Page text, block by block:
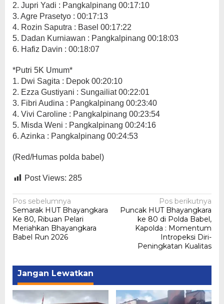
2. Jupri Yadi : Pangkalpinang 00:17:10
3. Agre Prasetyo : 00:17:13
4. Rozin Saputra : Basel 00:17:22
5. Dadan Kurniawan : Pangkalpinang 00:18:03
6. Hafiz Davin : 00:18:07
*Putri 5K Umum*
1. Dwi Sagita : Depok 00:20:10
2. Ezza Gustiyani : Sungailiat 00:22:01
3. Fibri Audina : Pangkalpinang 00:23:40
4. Vivi Caroline : Pangkalpinang 00:23:54
5. Misda Weni : Pangkalpinang 00:24:16
6. Azinka : Pangkalpinang 00:24:53
(Red/Humas polda babel)
Post Views: 285
Navigasi
pos
Pos sebelumnya
Semarak HUT Bhayangkara
Ke 80, Ribuan Pelari
Meriahkan Bhayangkara
Babel Run 2026
Pos berikutnya
Puncak HUT Bhayangkara
ke 80 di Polda Babel,
Kapolda : Momentum
Intropeksi Diri-
Peningkatan Kualitas
Jangan Lewatkan